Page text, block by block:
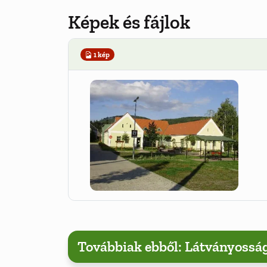
Képek és fájlok
1 kép
Továbbiak ebből: